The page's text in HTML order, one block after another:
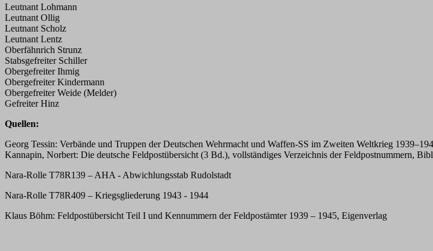
Leutnant Lohmann
Leutnant Ollig
Leutnant Scholz
Leutnant Lentz
Oberfähnrich Strunz
Stabsgefreiter Schiller
Obergefreiter Ihmig
Obergefreiter Kindermann
Obergefreiter Weide (Melder)
Gefreiter Hinz
Quellen:
Georg Tessin: Verbände und Truppen der Deutschen Wehrmacht und Waffen-SS im Zweiten Weltkrieg
Kannapin, Norbert: Die deutsche Feldpostübersicht (3 Bd.), vollständiges Verzeichnis der Feldpostnummern,
Nara-Rolle T78R139 – AHA - Abwichlungsstab Rudolstadt
Nara-Rolle T78R409 – Kriegsgliederung 1943 - 1944
Klaus Böhm: Feldpostübersicht Teil I und Kennummern der Feldpostämter 1939 – 1945, Eigenverlag